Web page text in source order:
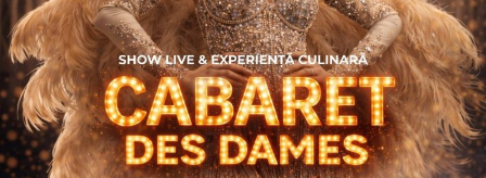
Asociația a fost fondată în 2019, dintr-un context
personal dificil, ca răspuns la întrebări despre
contribuție și sens. A crescut organic și a ajuns astăzi
una dintre cele mai mari comunități de femei
antreprenor din România, cu prezență fizică în mai
multe orașe, inclusiv la Cluj-Napoca.